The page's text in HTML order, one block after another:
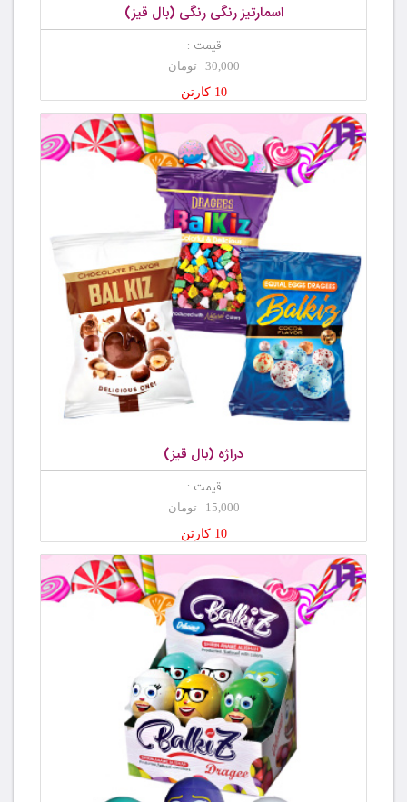
اسمارتیز رنگی رنگی (بال قیز)
قیمت :
30,000 تومان
10 کارتن
دراژه (بال قیز)
قیمت :
15,000 تومان
10 کارتن